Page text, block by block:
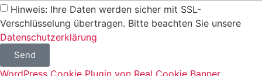
Hinweis: Ihre Daten werden sicher mit SSL-
Verschlüsselung übertragen. Bitte beachten Sie unsere
Datenschutzerklärung
Send
WordPress Cookie Plugin von Real Cookie Banner